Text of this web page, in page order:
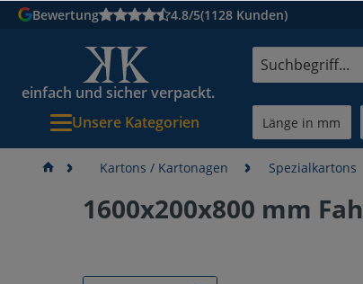
Bewertung 4.8/5(1128 Kunden)
einfach und sicher verpackt.
Unsere Kategorien
Kartons / Kartonagen Spezialkartons
1600x200x800 mm